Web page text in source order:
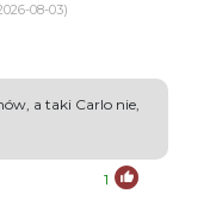
08-03)
a taki Carlo nie,
1